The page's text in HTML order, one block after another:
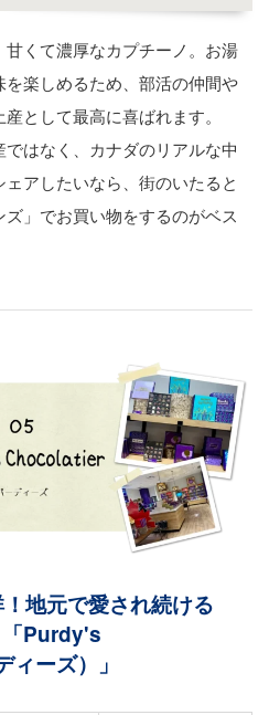
くて濃厚なカプチーノ。お湯
楽しめるため、部活の仲間や
として最高に喜ばれます。
はなく、カナダのリアルな中
アしたいなら、街のいたると
」でお買い物をするのがベス
地元で愛され続ける
「Purdy's
ーズ）」